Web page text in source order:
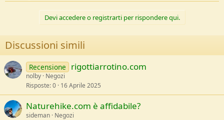
Devi accedere o registrarti per rispondere qui.
Discussioni simili
Recensione rigottiarrotino.com
nolby Negozi
Risposte 0 16 Aprile 2025
Naturehike.com è affidabile?
sideman Negozi